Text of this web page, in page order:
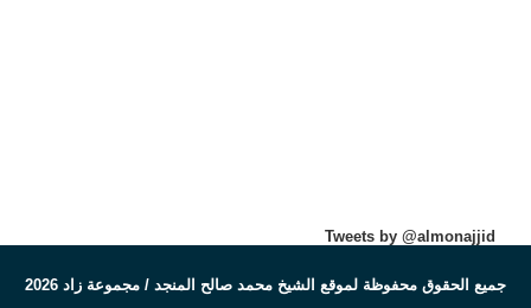
Tweets by @almonajjid
جميع الحقوق محفوظة لموقع الشيخ محمد صالح المنجد / مجموعة زاد 2026